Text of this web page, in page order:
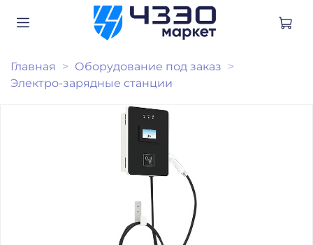
Главная
Оборудование под заказ
Электро-зарядные станции